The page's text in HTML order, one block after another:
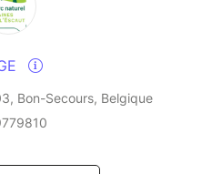
Bon-Secours, Belgique